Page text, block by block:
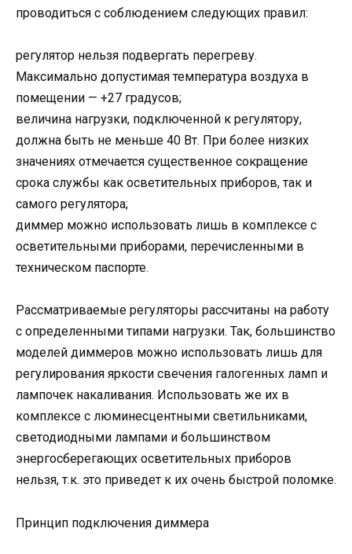
проводиться с соблюдением следующих правил:
регулятор нельзя подвергать перегреву.
Максимально допустимая температура воздуха в
помещении — +27 градусов;
величина нагрузки, подключенной к регулятору,
должна быть не меньше 40 Вт. При более низких
значениях отмечается существенное сокращение
срока службы как осветительных приборов, так и
самого регулятора;
диммер можно использовать лишь в комплексе с
осветительными приборами, перечисленными в
техническом паспорте.
Рассматриваемые регуляторы рассчитаны на работу
с определенными типами нагрузки. Так, большинство
моделей диммеров можно использовать лишь для
регулирования яркости свечения галогенных ламп и
лампочек накаливания. Использовать же их в
комплексе с люминесцентными светильниками,
светодиодными лампами и большинством
энергосберегающих осветительных приборов
нельзя, т.к. это приведет к их очень быстрой поломке.
Принцип подключения диммера